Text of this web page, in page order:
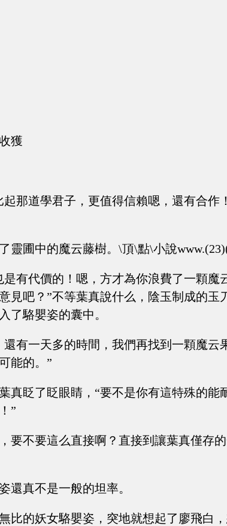
獲
那道學君子，更值得信賴嗯，還有合作
靈圃中的魔云藤樹。\頂\點\小說
有代價的！嗯，方才為你浪費了一顆魔
見吧？”不等葉真說什么，陰玉制成的玉
了駱嬰姿的囊中。
有一天多的時間，我們再找到一顆魔云
能的。”
真眨了眨眼睛，“要不是你有這特殊的能
”
要不要這么直接啊？直接到讓葉真僅存
還真不是一般的坦率。
比的妖女駱嬰姿，突地就想起了廖飛白